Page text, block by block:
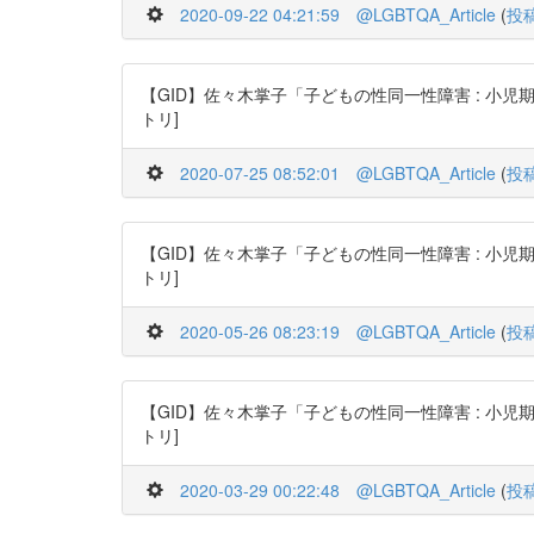
2020-09-22 04:21:59 @LGBTQA_Article (投
【GID】佐々木掌子「子どもの性同一性障害 : 小
トリ]
2020-07-25 08:52:01 @LGBTQA_Article (投
【GID】佐々木掌子「子どもの性同一性障害 : 小
トリ]
2020-05-26 08:23:19 @LGBTQA_Article (投
【GID】佐々木掌子「子どもの性同一性障害 : 小
トリ]
2020-03-29 00:22:48 @LGBTQA_Article (投